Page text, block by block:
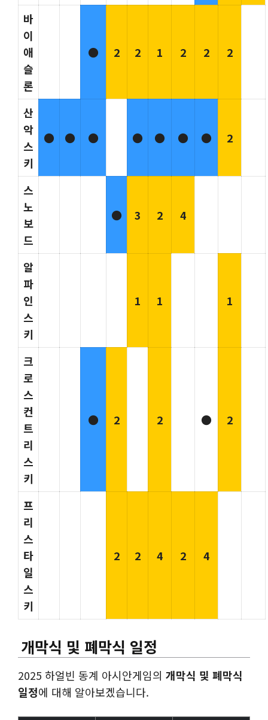
바
이
애
슬
론
● 2 2 1 2 2 2
산
악
스
키
● ● ● ● ● ● ● 2
스
노
보
드
● 3 2 4
알
파
인
스
키
1 1 1
크
로
스
컨
트
리
스
키
● 2 2 ● 2
프
리
스
타
일
스
키
2 2 4 2 4
개막식 및 폐막식 일정
2025 하얼빈 동계 아시안게임의 개막식 및 폐막식
일정에 대해 알아보겠습니다.